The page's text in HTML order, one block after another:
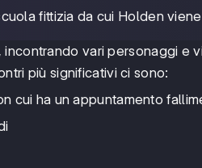
fittizia da cui Holden
vari personaggi e
più significativi ci sono:
cui ha un appuntamento